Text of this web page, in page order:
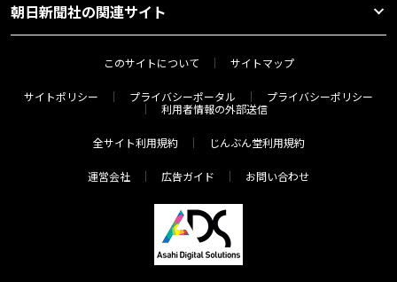
朝日新聞社の関連サイト
このサイトについて サイトマップ
サイトポリシー プライバシーポータル
プライバシーポリシー
利用者情報の外部送信
全サイト利用規約 じんぶん堂利用規約
運営会社 広告ガイド お問い合わせ